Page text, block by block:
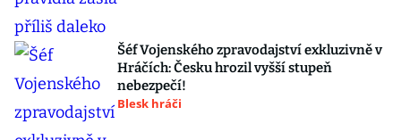
Šéf Vojenského zpravodajství exkluzivně v
Hráčích: Česku hrozil vyšší stupeň
nebezpečí!
Blesk hráči